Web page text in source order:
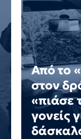
Από το
στον
«πιάσε
γονείς